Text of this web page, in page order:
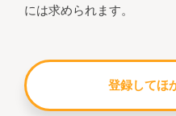
には求められます。
登録してほ